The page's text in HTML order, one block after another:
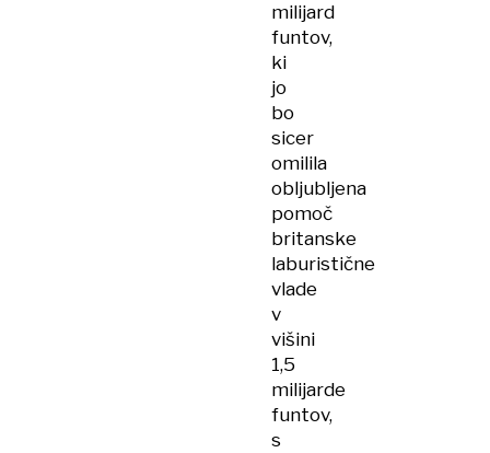
milijard
funtov,
ki
jo
bo
sicer
omilila
obljubljena
pomoč
britanske
laburistične
vlade
v
višini
1,5
milijarde
funtov,
s